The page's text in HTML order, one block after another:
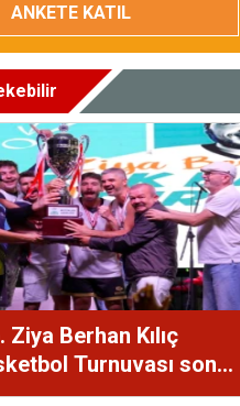
ANKETE KATIL
Ziya Berhan Kılıç
Turnuvası sona